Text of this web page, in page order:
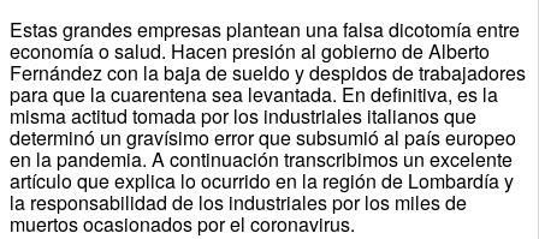
Estas grandes empresas plantean una falsa dicotomía entre
economía o salud. Hacen presión al gobierno de Alberto
Fernández con la baja de sueldo y despidos de trabajadores
para que la cuarentena sea levantada. En definitiva, es la
misma actitud tomada por los industriales italianos que
determinó un gravísimo error que subsumió al país europeo
en la pandemia. A continuación transcribimos un excelente
artículo que explica lo ocurrido en la región de Lombardía y
la responsabilidad de los industriales por los miles de
muertos ocasionados por el coronavirus.